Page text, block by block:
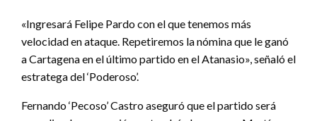
«Ingresará Felipe Pardo con el que tenemos más
velocidad en ataque. Repetiremos la nómina que le ganó
a Cartagena en el último partido en el Atanasio», señaló el
estratega del ‘Poderoso’.
Fernando ‘Pecoso’ Castro aseguró que el partido será